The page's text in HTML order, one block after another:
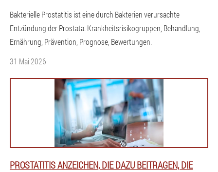
Bakterielle Prostatitis ist eine durch Bakterien verursachte
Entzündung der Prostata. Krankheitsrisikogruppen, Behandlung,
Ernährung, Prävention, Prognose, Bewertungen.
31 Mai 2026
PROSTATITIS ANZEICHEN, DIE DAZU BEITRAGEN, DIE